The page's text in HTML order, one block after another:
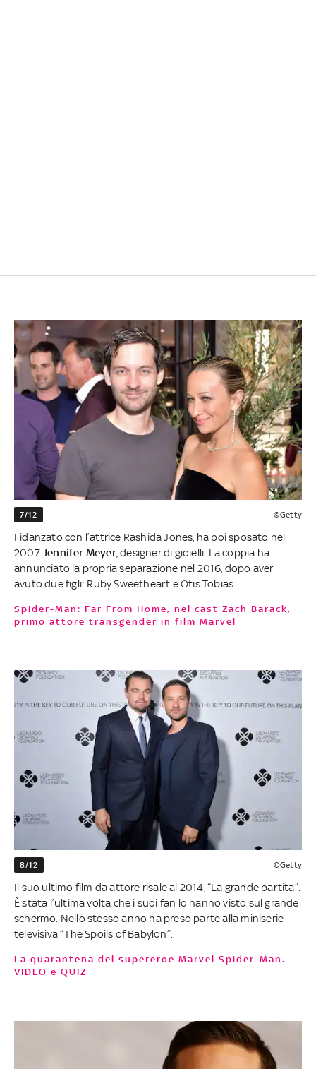
7/12 ©Getty
Fidanzato con l’attrice Rashida Jones, ha poi sposato nel
2007 Jennifer Meyer, designer di gioielli. La coppia ha
annunciato la propria separazione nel 2016, dopo aver
avuto due figli: Ruby Sweetheart e Otis Tobias.
Spider-Man: Far From Home, nel cast Zach Barack,
primo attore transgender in film Marvel
8/12 ©Getty
Il suo ultimo film da attore risale al 2014, “La grande partita”.
È stata l’ultima volta che i suoi fan lo hanno visto sul grande
schermo. Nello stesso anno ha preso parte alla miniserie
televisiva “The Spoils of Babylon”.
La quarantena del supereroe Marvel Spider-Man.
VIDEO e QUIZ